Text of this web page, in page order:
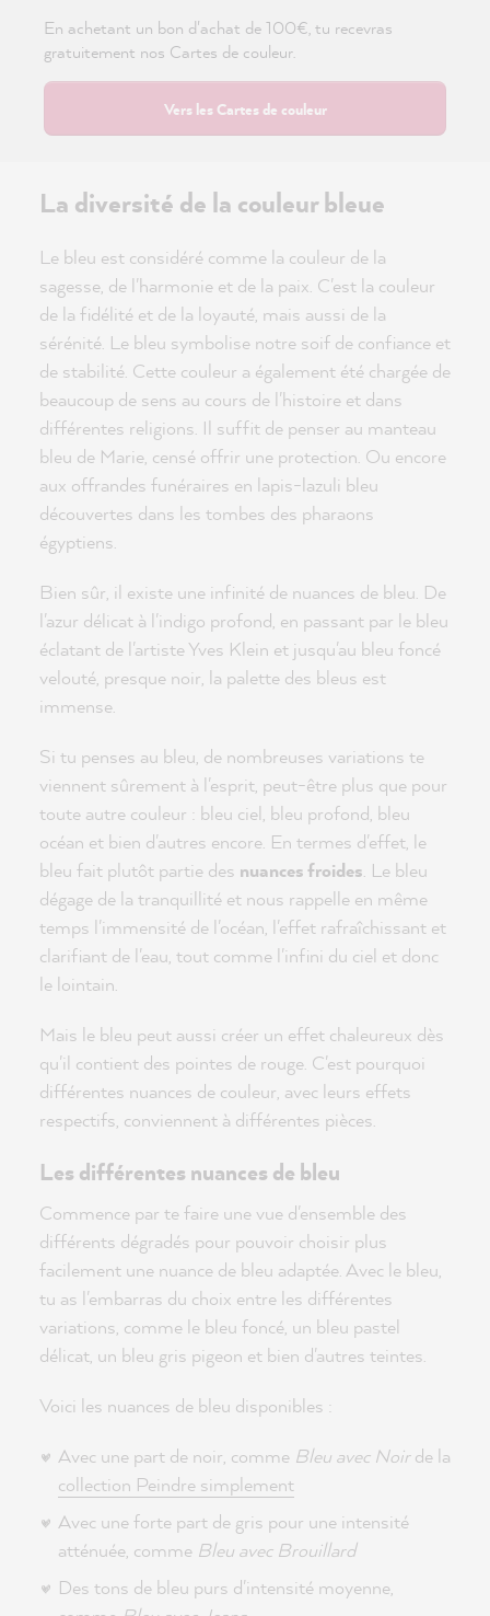
En achetant un bon d'achat de 100€, tu recevras
gratuitement nos Cartes de couleur.
Vers les Cartes de couleur
La diversité de la couleur bleue
Le bleu est considéré comme la couleur de la
sagesse, de l'harmonie et de la paix. C'est la couleur
de la fidélité et de la loyauté, mais aussi de la
sérénité. Le bleu symbolise notre soif de confiance et
de stabilité. Cette couleur a également été chargée de
beaucoup de sens au cours de l'histoire et dans
différentes religions. Il suffit de penser au manteau
bleu de Marie, censé offrir une protection. Ou encore
aux offrandes funéraires en lapis-lazuli bleu
découvertes dans les tombes des pharaons
égyptiens.
Bien sûr, il existe une infinité de nuances de bleu. De
l'azur délicat à l'indigo profond, en passant par le bleu
éclatant de l'artiste Yves Klein et jusqu'au bleu foncé
velouté, presque noir, la palette des bleus est
immense.
Si tu penses au bleu, de nombreuses variations te
viennent sûrement à l'esprit, peut-être plus que pour
toute autre couleur : bleu ciel, bleu profond, bleu
océan et bien d'autres encore. En termes d'effet, le
bleu fait plutôt partie des nuances froides. Le bleu
dégage de la tranquillité et nous rappelle en même
temps l'immensité de l'océan, l'effet rafraîchissant et
clarifiant de l'eau, tout comme l'infini du ciel et donc
le lointain.
Mais le bleu peut aussi créer un effet chaleureux dès
qu'il contient des pointes de rouge. C'est pourquoi
différentes nuances de couleur, avec leurs effets
respectifs, conviennent à différentes pièces.
Les différentes nuances de bleu
Commence par te faire une vue d'ensemble des
différents dégradés pour pouvoir choisir plus
facilement une nuance de bleu adaptée. Avec le bleu,
tu as l'embarras du choix entre les différentes
variations, comme le bleu foncé, un bleu pastel
délicat, un bleu gris pigeon et bien d'autres teintes.
Voici les nuances de bleu disponibles :
Avec une part de noir, comme Bleu avec Noirde la
collection Peindre simplement
Avec une forte part de gris pour une intensité
atténuée, comme Bleu avec Brouillard
Des tons de bleu purs d'intensité moyenne,